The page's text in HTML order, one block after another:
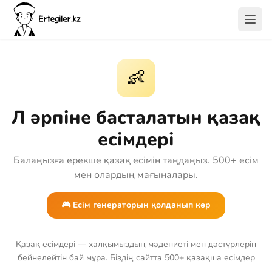
👶
Л әрпіне басталатын қазақ
есімдері
Балаңызға ерекше қазақ есімін таңдаңыз. 500+ есім
мен олардың мағыналары.
🎮 Есім генераторын қолданып көр
Қазақ есімдері — халқымыздың мәдениеті мен дәстүрлерін
бейнелейтін бай мұра. Біздің сайтта 500+ қазақша есімдер